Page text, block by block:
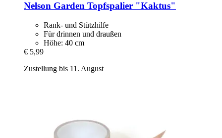
Nelson Garden Topfspalier "Kaktus"
Rank- und Stützhilfe
Für drinnen und draußen
Höhe: 40 cm
€ 5,99
Zustellung bis 11. August